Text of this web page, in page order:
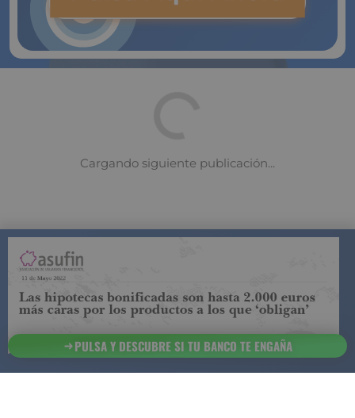
COMPARADOR DE SEGUROS DE VIDASUJETO A LA
REGULACIÓN DE LA DIRECCIÓN GENERAL DE
SEGUROS
ESTA ES LAINFORMACIÓNSOBRE
91 218 93 299 Contacto
PULSA Y DESCUBRE SI TU BANCO TE ENGAÑA